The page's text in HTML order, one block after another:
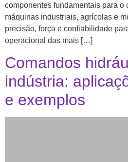
componentes fundamentais para o
máquinas industriais, agrícolas e
precisão, força e confiabilidade
operacional das mais […]
Comandos
indústria:
e exemplos